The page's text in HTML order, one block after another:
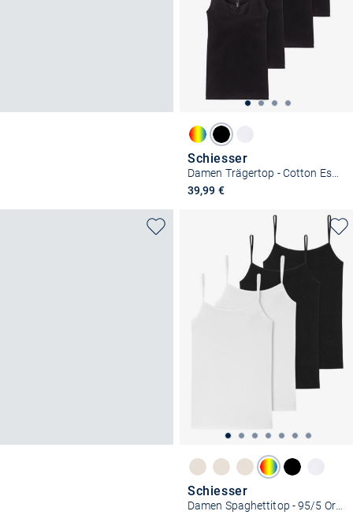
Schiesser
Damen Trägertop - Cotton Essentials
39,99 €
Schiesser
Damen Spaghettitop - 95/5 Organic Cotton